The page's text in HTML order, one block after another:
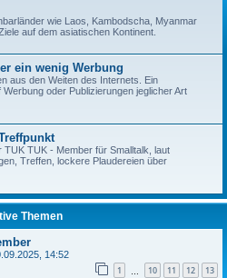
wie Laos, Kambodscha, Myanmar
auf dem asiatischen Kontinent.
ein wenig Werbung
aus den Weiten des Internets. Ein
oder Publizierungen jeglicher Art
TUK - Member für Smalltalk, laut
Treffen, lockere Plaudereien über
Themen
14:52
1 10 11 12 13